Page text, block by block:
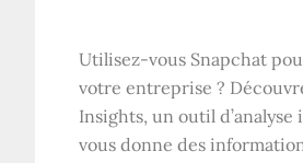
Utilisez-vous Snapchat
votre entreprise ?
Insights, un outil
vous donne des